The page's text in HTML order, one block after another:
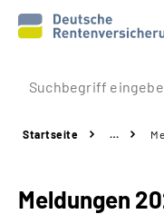
Prävention
Rente
Startseite …
Meldungen